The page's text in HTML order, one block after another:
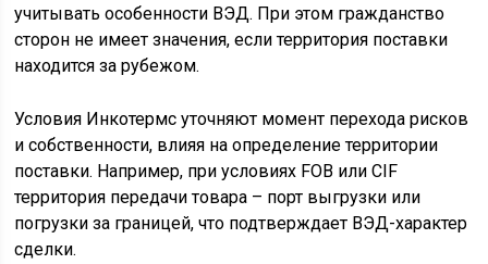
учитывать особенности ВЭД. При этом гражданство
сторон не имеет значения, если территория поставки
находится за рубежом.
Условия Инкотермс уточняют момент перехода рисков
и собственности, влияя на определение территории
поставки. Например, при условиях FOB или CIF
территория передачи товара – порт выгрузки или
погрузки за границей, что подтверждает ВЭД-характер
сделки.